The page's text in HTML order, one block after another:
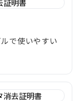
で使いやすい